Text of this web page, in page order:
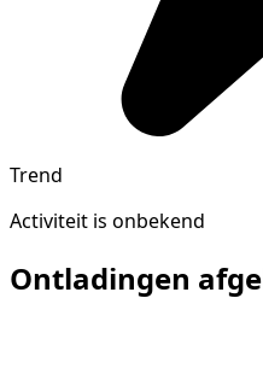
Trend
Activiteit is onbekend
Ontladingen